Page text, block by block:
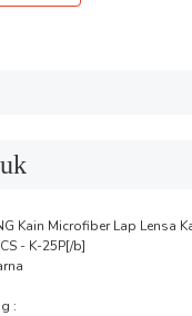
Kain Microfiber Lap Lensa
- K-25P[/b]
: